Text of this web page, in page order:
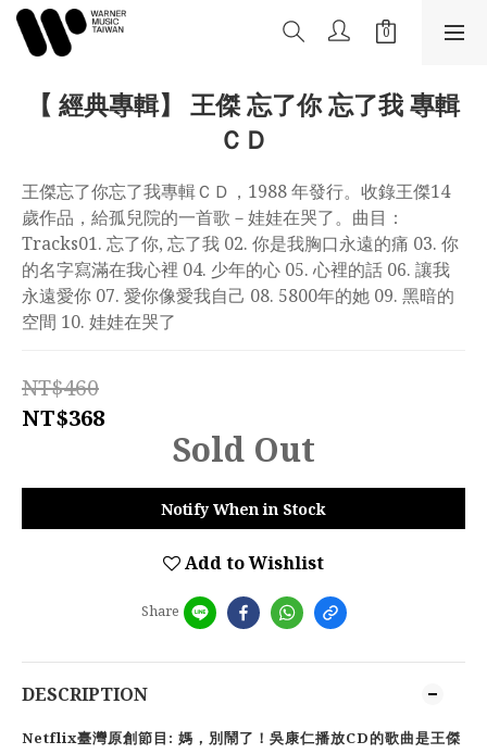
【 經典專輯】 王傑 忘了你 忘了我 專輯
ＣＤ
王傑忘了你忘了我專輯ＣＤ，1988 年發行。收錄王傑14
歲作品，給孤兒院的一首歌－娃娃在哭了。曲目：
Tracks01. 忘了你, 忘了我 02. 你是我胸口永遠的痛 03. 你
的名字寫滿在我心裡 04. 少年的心 05. 心裡的話 06. 讓我
永遠愛你 07. 愛你像愛我自己 08. 5800年的她 09. 黑暗的
空間 10. 娃娃在哭了
NT$460
NT$368
Sold Out
Notify When in Stock
Add to Wishlist
Share
DESCRIPTION
Netflix臺灣原創節目: 媽，別鬧了！吳康仁播放CD的歌曲是王傑